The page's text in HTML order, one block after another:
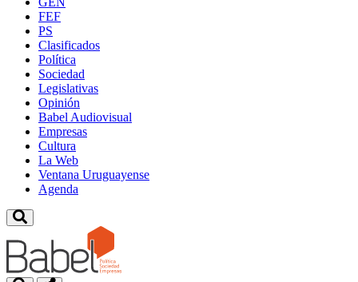
FEF
PS
Clasificados
Política
Sociedad
Legislativas
Opinión
Babel Audiovisual
Empresas
Cultura
La Web
Ventana Uruguayense
Agenda